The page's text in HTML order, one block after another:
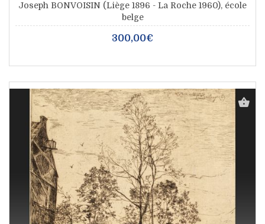
Joseph BONVOISIN (Liège 1896 - La Roche 1960), école
belge
300,00€